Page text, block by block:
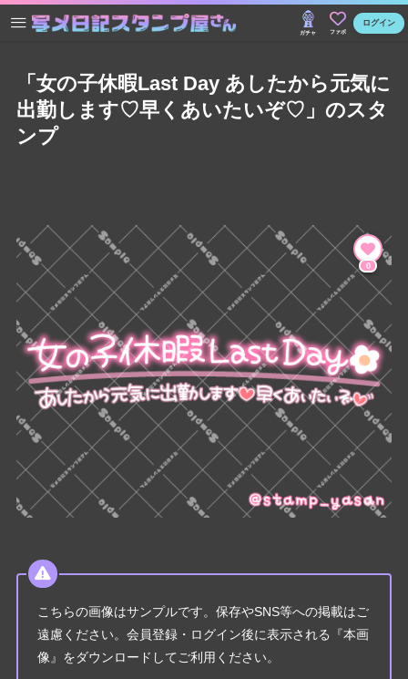
ガチャ ファボ
ログイン
「女の子休暇Last Day あしたから元気に
出勤します♡早くあいたいぞ♡」のスタ
ンプ
0
こちらの画像はサンプルです。保存やSNS等への掲載はご
遠慮ください。会員登録・ログイン後に表示される『本画
像』をダウンロードしてご利用ください。